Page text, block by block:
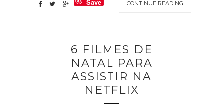
CONTINUE READING
Save
6 FILMES DE
NATAL PARA
ASSISTIR NA
NETFLIX